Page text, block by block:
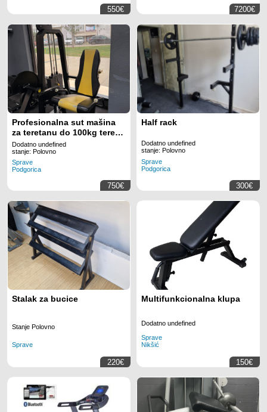
550€ 7200€
Profesionalna sut mašina
za teretanu do 100kg tereta
odlicno ocuvana
Dodatno undefined
stanje: Polovno
Sprave
Podgorica
750€
Half rack
Dodatno undefined
stanje: Polovno
Sprave
Podgorica
300€
Stalak za bucice
Stanje Polovno
Sprave
220€
Multifunkcionalna klupa
Dodatno undefined
Sprave
Nikšić
150€